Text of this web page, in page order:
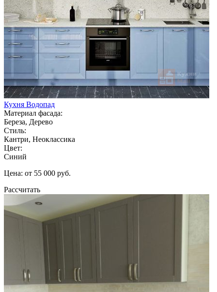
Кухня Водопад
Материал фасада:
Береза, Дерево
Стиль:
Кантри, Неоклассика
Цвет:
Синий
Цена: от 55 000 руб.
Рассчитать